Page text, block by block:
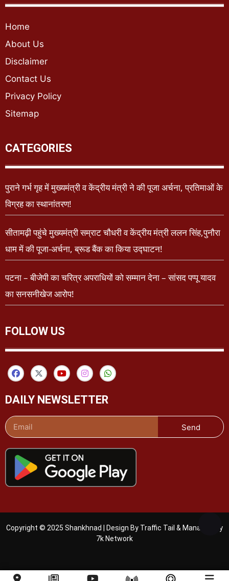
Home
About Us
Disclaimer
Contact Us
Privacy Policy
Sitemap
CATEGORIES
पुराने गर्भ गृह में मुख्यमंत्री व केंद्रीय मंत्री ने की पूजा अर्चना, प्रतिमाओं के
विग्रह का स्थानांतरण!
सीतामढ़ी पहुंचे मुख्यमंत्री सम्राट चौधरी व केंद्रीय मंत्री ललन सिंह,पुनौरा
धाम में की पूजा-अर्चना, ब्रूड बैंक का किया उद्घाटन!
पटना – बीजेपी का चरित्र अपराधियों को सम्मान देना – सांसद पप्पू यादव
का सनसनीखेज आरोप!
FOLLOW US
DAILY NEWSLETTER
Send
Copyright © 2025 Shankhnad | Design By Traffic Tail & Managed By
7k Network